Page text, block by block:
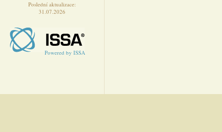
Poslední aktualizace:
31.07.2026
Powered by ISSA